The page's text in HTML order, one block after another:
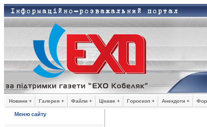
Новини + Галерея + Файли + Цікаве + Гороскоп + Анекдоти +
Меню сайту